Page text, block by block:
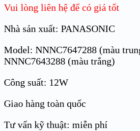
Vui lòng liên hệ để có giá tốt
Nhà sản xuất: PANASONIC
Model: NNNC7647288 (màu
NNNC7643288 (màu trắng)
Công suất: 12W
Giao hàng toàn quốc
Tư vấn kỹ thuật: miễn phí